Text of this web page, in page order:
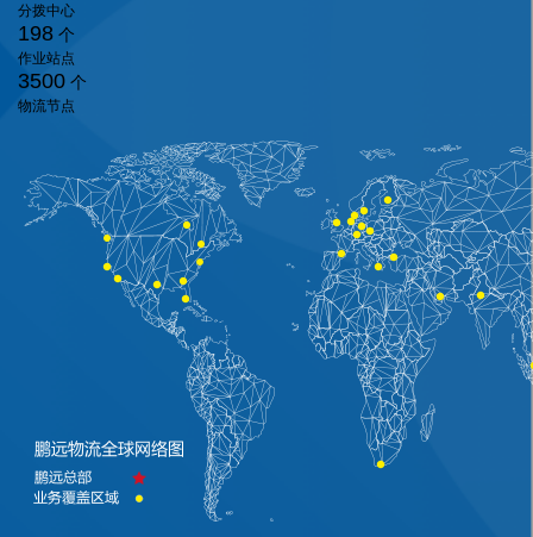
分拨中心
198 个
作业站点
3500 个
物流节点